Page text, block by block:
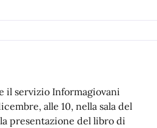
il servizio Informagiovani
alle 10, nella sala del
presentazione del libro di